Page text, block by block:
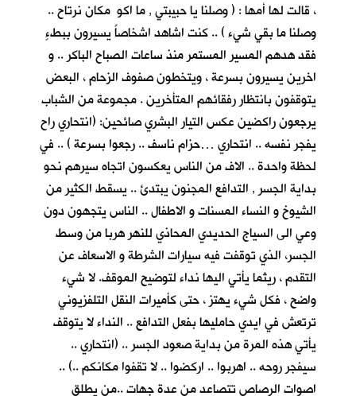
، قالت لها أمها : ( وصلنا يا حبيبتي , ما اكو مكان نرتاح ..
وصلنا ما بقي شيء ) .. كنت اشاهد اشخاصاً يسيرون ببطءٍ
فقد هدهم المسير المستمر منذ ساعات الصباح الباكر .. و
اخرين يسيرون بسرعة ، ويتخطون صفوف الزحام ، البعض
يتوقفون بانتظار رفقائهم المتأخرين . مجموعة من الشباب
يرجعون راكضين عكس التيار البشري صائحين: (انتحاري راح
يفجر نفسه .. انتحاري …حزام ناسف .. رجعوا بسرعة ) .. في
لحظة واحدة .. الاف من الناس يعكسون اتجاه سيرهم نحو
بداية الجسر , التدافع المجنون يبتدئ .. يسقط الكثير من
الشيوخ و النساء المسنات و الاطفال .. الناس يتجهون دون
وعي الى السياج الحديدي المحاذي للنهر هربا من وسط
الجسر، الذي توقفت فيه سيارات الشرطة و الاسعاف عن
التقدم ، ريثما يأتي اليها نداء لتوضيح الموقف. لا شيء
واضح ، فكل شيء يهتز ، حتى كأميرات النقل التلفزيوني
ترتعش في ايدي حامليها بفعل التدافع .. النداء لا يتوقف
يأتي هذه المرة من بداية صعود الجسر .. (انتحاري ..
سيفجر روحه .. اهربوا .. اركضوا .. لا تقفوا مكانكم ..) ..
اصوات الرصاص تتصاعد من عدة جهات ..من يطلق